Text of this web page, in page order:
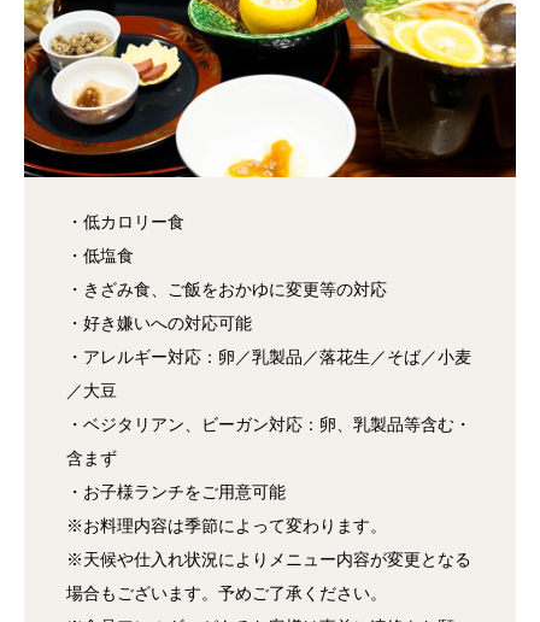
・低カロリー食
・低塩食
・きざみ食、ご飯をおかゆに変更等の対応
・好き嫌いへの対応可能
・アレルギー対応：卵／乳製品／落花生／そば／小麦
／大豆
・ベジタリアン、ビーガン対応：卵、乳製品等含む・
含まず
・お子様ランチをご用意可能
※お料理内容は季節によって変わります。
※天候や仕入れ状況によりメニュー内容が変更となる
場合もございます。予めご了承ください。